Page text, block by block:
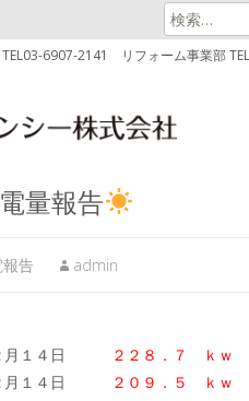
検
索:
TEL03-6907-2141 リフォーム事業部
量報告
報告 admin
１４日
２２８．７ ｋｗ
月１４日
２０９．５ ｋｗ